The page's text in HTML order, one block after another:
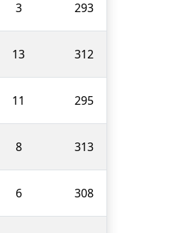
3 293
13 312
11 295
8 313
6 308